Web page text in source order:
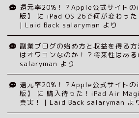
還元率20%！？Apple公式サイトの
版】
に iPad OS 26で何が変わっ
| Laid Back salaryman より
副業ブログの始め方と収益を得る方
はオワコンなのか！？将来性はあ
salaryman より
還元率20%！？Apple公式サイトの
版】
に 購入待った！iPad Air
真実！ | Laid Back salaryman よ